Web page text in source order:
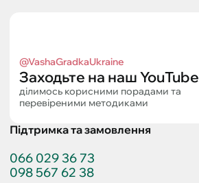
@VashaGradkaUkraine
Заходьте на наш YouTube
ділимось корисними порадами та
перевіреними методиками
Підтримка та замовлення
066 029 36 73
098 567 62 38